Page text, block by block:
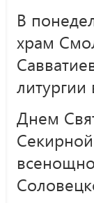
В
храм
Днем